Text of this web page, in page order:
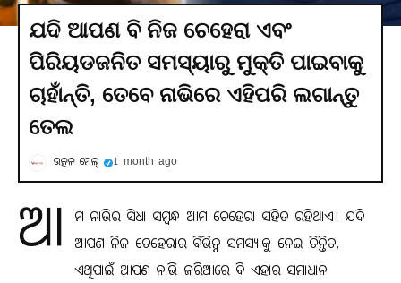
ଯଦି ଆପଣ ବି ନିଜ ଚେହେରା ଏବଂ
ପିରିୟଡଜନିତ ସମସ୍ୟାରୁ ମୁକ୍ତି ପାଇବାକୁ
ଚାହାଁନ୍ତି, ତେବେ ନାଭିରେ ଏହିପରି ଲଗାନ୍ତୁ
ତେଲ
ଉତ୍କଳ ମେଲ୍ 1 month ago
ଆ
ମ ନାଭିର ସିଧା ସମ୍ବନ୍ଧ ଆମ ଚେହେରା ସହିତ ରହିଥାଏ। ଯଦି
ଆପଣ ନିଜ ଚେହେରାର ବିଭିନ୍ନ ସମସ୍ୟାକୁ ନେଇ ଚିନ୍ତିତ,
ଏଥିପାଇଁ ଆପଣ ନାଭି ଜରିଆରେ ବି ଏହାର ସମାଧାନ